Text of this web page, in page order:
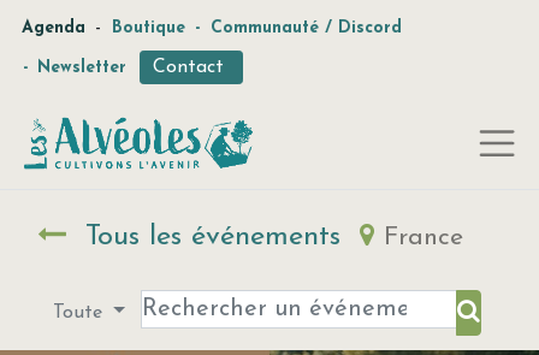
Agenda - Boutique - Communauté / Discord
- Newsletter Contact
Tous les événements France
Toute